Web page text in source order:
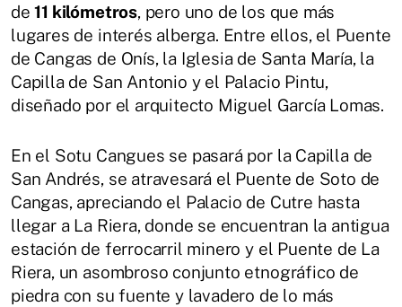
de11 kilómetros, pero uno de los que más
lugares de interés alberga. Entre ellos, el Puente
de Cangas de Onís, la Iglesia de Santa María, la
Capilla de San Antonio y el Palacio Pintu,
diseñado por el arquitecto Miguel García Lomas.
En el Sotu Cangues se pasará por la Capilla de
San Andrés, se atravesará el Puente de Soto de
Cangas, apreciando el Palacio de Cutre hasta
llegar a La Riera, donde se encuentran la antigua
estación de ferrocarril minero y el Puente de La
Riera, un asombroso conjunto etnográfico de
piedra con su fuente y lavadero de lo más